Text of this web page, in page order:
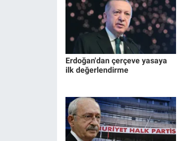
Erdoğan'dan çerçeve yasaya
ilk değerlendirme